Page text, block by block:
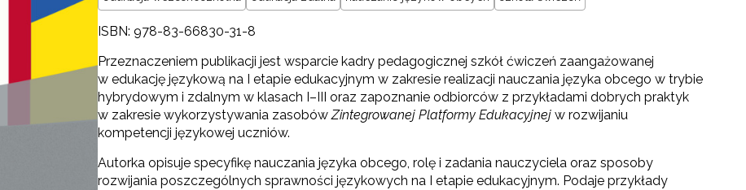
ISBN: 978-83-66830-31-8
Przeznaczeniem publikacji jest wsparcie kadry pedagogicznej szkół ćwiczeń zaangażowanej
w edukację językową na I etapie edukacyjnym w zakresie realizacji nauczania języka obcego w trybie
hybrydowym i zdalnym w klasach I–III oraz zapoznanie odbiorców z przykładami dobrych praktyk
w zakresie wykorzystywania zasobówZintegrowanej Platformy Edukacyjnej w rozwijaniu
kompetencji językowej uczniów.
Autorka opisuje specyfikę nauczania języka obcego, rolę i zadania nauczyciela oraz sposoby
rozwijania poszczególnych sprawności językowych na I etapie edukacyjnym. Podaje przykłady